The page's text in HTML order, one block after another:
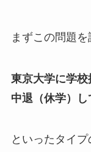
まずこの問題を
東京大学に学
中退（休学）
といったタイ